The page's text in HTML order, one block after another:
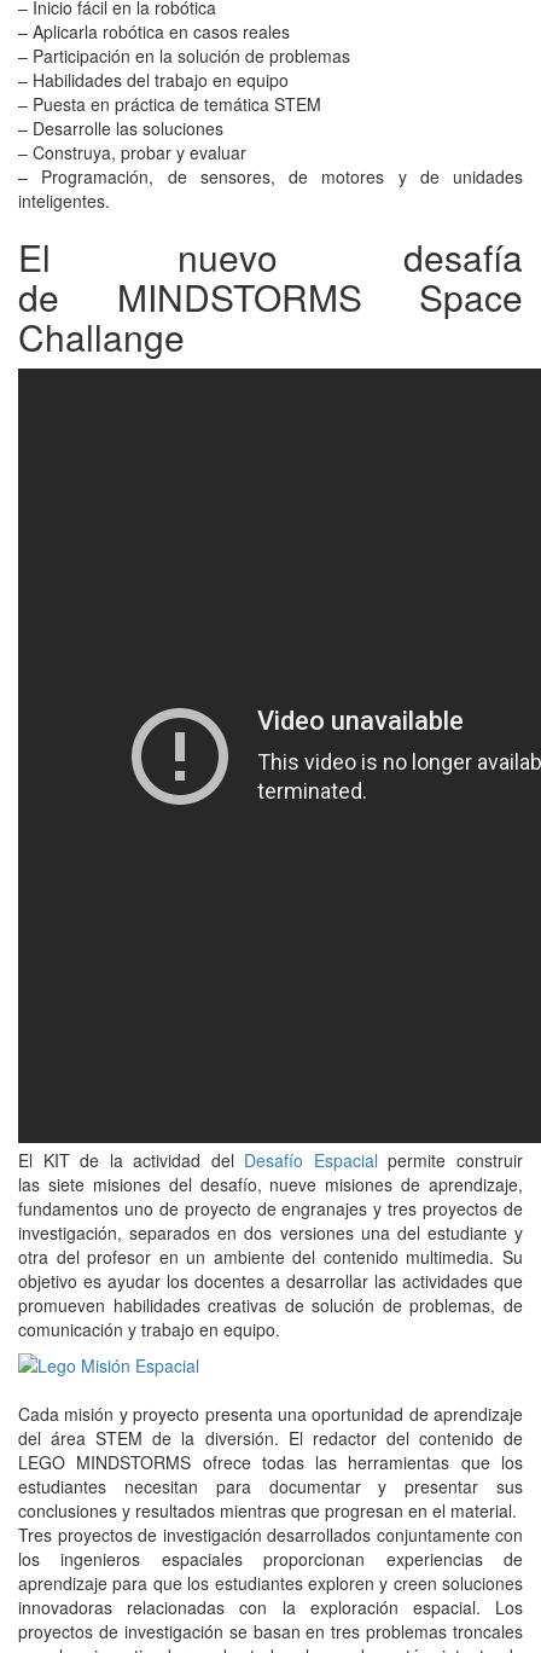
– Inicio fácil en la robótica
– Aplicarla robótica en casos reales
– Participación en la solución de problemas
– Habilidades del trabajo en equipo
– Puesta en práctica de temática STEM
– Desarrolle las soluciones
– Construya, probar y evaluar
– Programación, de sensores, de motores y de unidades
inteligentes.
El nuevo desafía
de MINDSTORMS Space
Challange
El KIT de la actividad del Desafío Espacial permite construir
las siete misiones del desafío, nueve misiones de aprendizaje,
fundamentos uno de proyecto de engranajes y tres proyectos de
investigación, separados en dos versiones una del estudiante y
otra del profesor en un ambiente del contenido multimedia. Su
objetivo es ayudar los docentes a desarrollar las actividades que
promueven habilidades creativas de solución de problemas, de
comunicación y trabajo en equipo.
Cada misión y proyecto presenta una oportunidad de aprendizaje
del área STEM de la diversión. El redactor del contenido de
LEGO MINDSTORMS ofrece todas las herramientas que los
estudiantes necesitan para documentar y presentar sus
conclusiones y resultados mientras que progresan en el material.
Tres proyectos de investigación desarrollados conjuntamente con
los ingenieros espaciales proporcionan experiencias de
aprendizaje para que los estudiantes exploren y creen soluciones
innovadoras relacionadas con la exploración espacial. Los
proyectos de investigación se basan en tres problemas troncales